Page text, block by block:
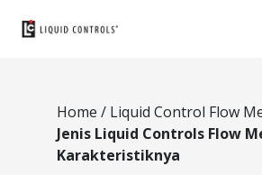
Home / Liquid Control Flow
Jenis Liquid Controls Flow
Karakteristiknya